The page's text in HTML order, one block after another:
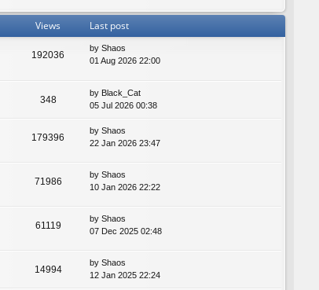
Views Last post
192036
by Shaos
01 Aug 2026 22:00
348
by Black_Cat
05 Jul 2026 00:38
179396
by Shaos
22 Jan 2026 23:47
71986
by Shaos
10 Jan 2026 22:22
61119
by Shaos
07 Dec 2025 02:48
14994
by Shaos
12 Jan 2025 22:24